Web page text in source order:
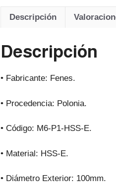
Descripción
Descripción
• Fabricante: Fenes.
• Procedencia: Polonia.
• Código: M6-P1-HSS-E.
• Material: HSS-E.
• Diámetro Exterior: 100mm.